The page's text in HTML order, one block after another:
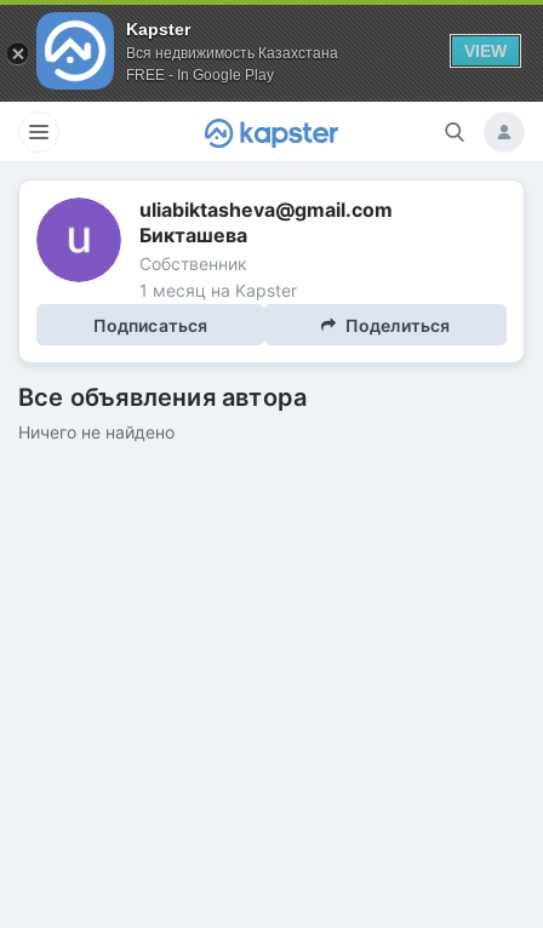
Kapster
Вся недвижимость Казахстана
FREE - In Google Play
VIEW
uliabiktasheva@gmail.com
Бикташева
Собственник
1 месяц на Kapster
Подписаться
Поделиться
Все объявления автора
Ничего не найдено